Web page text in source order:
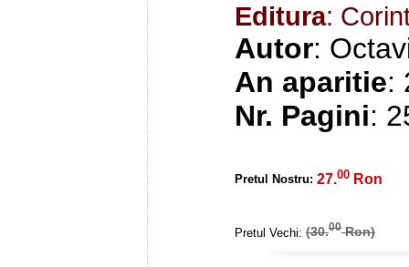
Editura:
Autor:
An aparitie:
Nr. Pagini:
Pretul Nostru: 27.00 Ron
Pretul Vechi: (30.00Ron)